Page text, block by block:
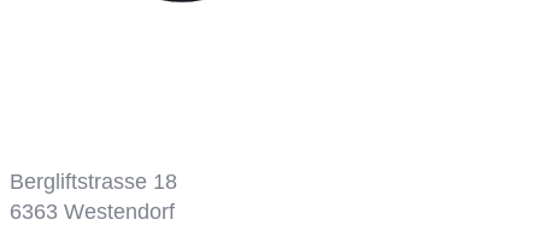
Bergliftstrasse 18
6363 Westendorf